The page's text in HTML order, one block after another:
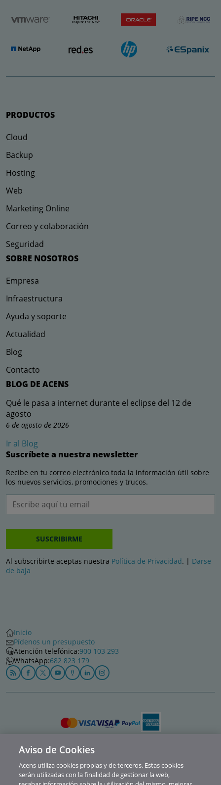
PRODUCTOS
Cloud
Backup
Hosting
Web
Marketing Online
Correo y colaboración
Seguridad
SOBRE NOSOTROS
Empresa
Infraestructura
Ayuda y soporte
Actualidad
Blog
Contacto
BLOG DE ACENS
Qué le pasa a internet durante el eclipse del 12 de
agosto
6 de agosto de 2026
Ir al Blog
Suscríbete a nuestra newsletter
Recibe en tu correo electrónico toda la información útil sobre
los nuevos servicios, promociones y trucos.
SUSCRIBIRME
Al subscribirte aceptas nuestra Política de Privacidad. | Darse
de baja
Inicio
Pídenos un presupuesto
Atención telefónica:900 103 293
WhatsApp:682 823 179
Política de privacidad
Cookies
Aviso de Cookies
Acens utiliza cookies propias y de terceros. Estas cookies
serán utilizadas con la finalidad de gestionar la web,